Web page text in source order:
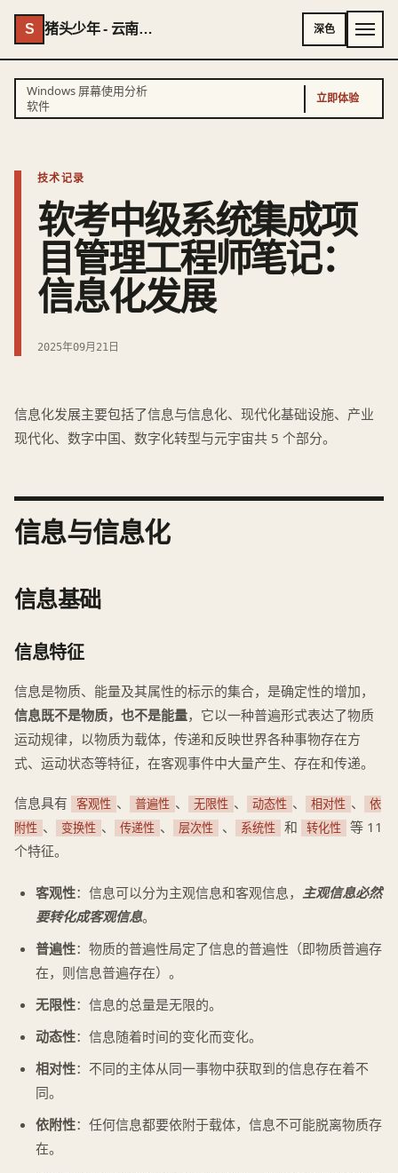
S 猪头少年 - 云南AI专家 - 云南独立开发者 深色
Windows 屏幕使用分析
软件
立即体验
技术记录
软考中级系统集成项
目管理工程师笔记：
信息化发展
2025年09月21日
信息化发展主要包括了信息与信息化、现代化基础设施、产业
现代化、数字中国、数字化转型与元宇宙共 5 个部分。
信息与信息化
信息基础
信息特征
信息是物质、能量及其属性的标示的集合，是确定性的增加，
信息既不是物质，也不是能量，它以一种普遍形式表达了物质
运动规律，以物质为载体，传递和反映世界各种事物存在方
式、运动状态等特征，在客观事件中大量产生、存在和传递。
信息具有 客观性 、 普遍性 、 无限性 、 动态性 、 相对性 、
依
附性 、 变换性 、 传递性 、 层次性 、 系统性 和 转化性
等 11
个特征。
客观性：信息可以分为主观信息和客观信息， 主观信息必然
要转化成客观信息。
普遍性：物质的普遍性局定了信息的普遍性（即物质普遍存
在，则信息普遍存在）。
无限性：信息的总量是无限的。
动态性：信息随着时间的变化而变化。
相对性：不同的主体从同一事物中获取到的信息存在着不
同。
依附性：任何信息都要依附于载体，信息不可能脱离物质存
在。